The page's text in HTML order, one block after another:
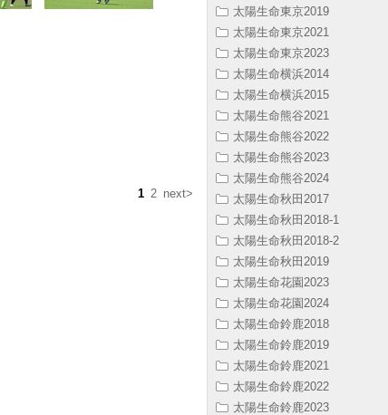
1 2 next>
太陽生命東京2019
太陽生命東京2021
太陽生命東京2023
太陽生命横浜2014
太陽生命横浜2015
太陽生命熊谷2021
太陽生命熊谷2022
太陽生命熊谷2023
太陽生命熊谷2024
太陽生命秋田2017
太陽生命秋田2018-1
太陽生命秋田2018-2
太陽生命秋田2019
太陽生命花園2023
太陽生命花園2024
太陽生命鈴鹿2018
太陽生命鈴鹿2019
太陽生命鈴鹿2021
太陽生命鈴鹿2022
太陽生命鈴鹿2023